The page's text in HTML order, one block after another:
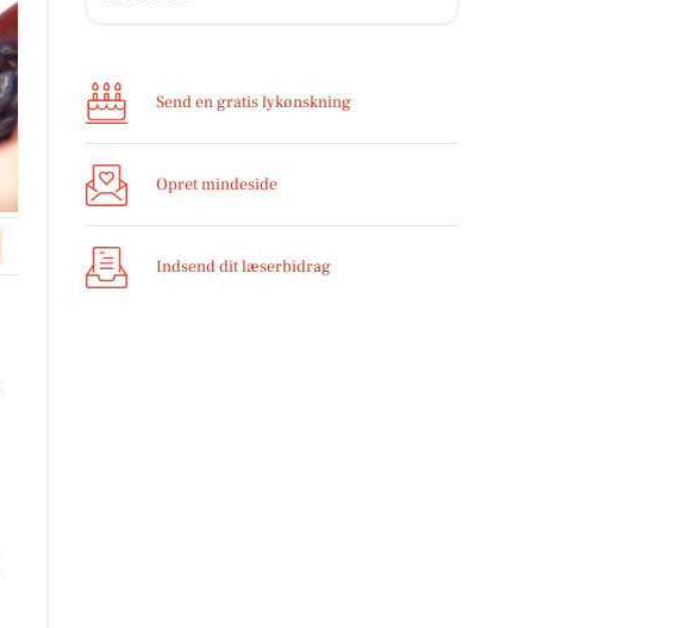
Send en gratis lykønskning
Opret mindeside
Indsend dit læserbidrag